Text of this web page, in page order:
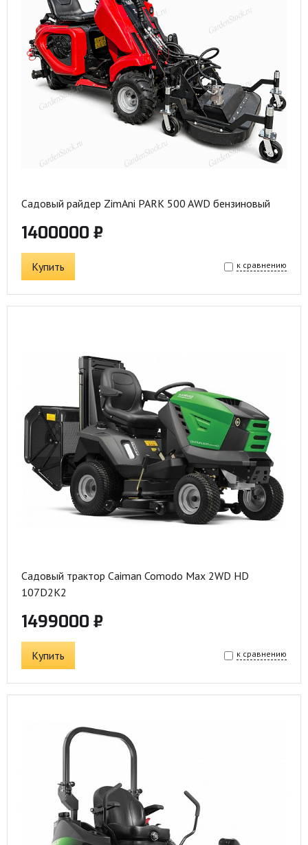
Садовый райдер ZimAni PARK 500 AWD бензиновый
1400000 ₽
Купить к сравнению
Садовый трактор Caiman Comodo Max 2WD HD
107D2K2
1499000 ₽
Купить к сравнению